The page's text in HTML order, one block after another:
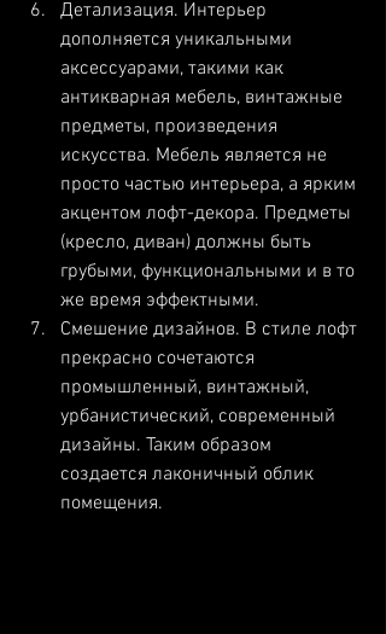
Детализация. Интерьер
дополняется уникальными
аксессуарами, такими как
антикварная мебель, винтажные
предметы, произведения
искусства. Мебель является не
просто частью интерьера, а ярким
акцентом лофт-декора. Предметы
(кресло, диван) должны быть
грубыми, функциональными и в то
же время эффектными.
Смешение дизайнов. В стиле лофт
прекрасно сочетаются
промышленный, винтажный,
урбанистический, современный
дизайны. Таким образом
создается лаконичный облик
помещения.